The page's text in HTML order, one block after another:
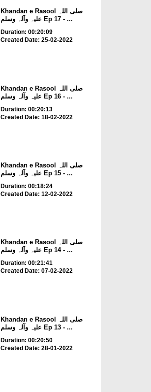
Khandan e Rasool صلی اللہ
علیہ وآلہ وسلم Ep 17 - ...
Duration: 00:20:09
Created Date: 25-02-2022
Khandan e Rasool صلی اللہ
علیہ وآلہ وسلم Ep 16 - ...
Duration: 00:20:13
Created Date: 18-02-2022
Khandan e Rasool صلی اللہ
علیہ وآلہ وسلم Ep 15 - ...
Duration: 00:18:24
Created Date: 12-02-2022
Khandan e Rasool صلی اللہ
علیہ وآلہ وسلم Ep 14 - ...
Duration: 00:21:41
Created Date: 07-02-2022
Khandan e Rasool صلی اللہ
علیہ وآلہ وسلم Ep 13 - ...
Duration: 00:20:50
Created Date: 28-01-2022